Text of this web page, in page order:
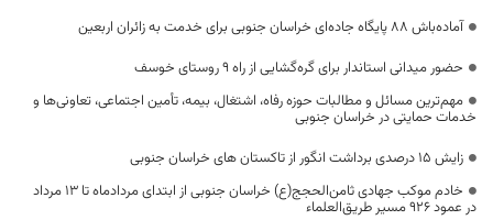
آماده‌باش ۸۸ پایگاه جاده‌ای خراسان جنوبی برای خدمت به زائران اربعین
حضور میدانی استاندار برای گره‌گشایی از راه ۹ روستای خوسف
مهم‌ترین مسائل و مطالبات حوزه رفاه، اشتغال، بیمه، تأمین اجتماعی، تعاونی‌ها و
خدمات حمایتی در خراسان جنوبی
زایش ۱۵ درصدی برداشت انگور از تاکستان های خراسان جنوبی
خادم موکب جهادی ثامن‌الحجج(ع) خراسان جنوبی از ابتدای مردادماه تا ۱۳ مرداد
در عمود ۹۲۶ مسیر طریق‌العلماء